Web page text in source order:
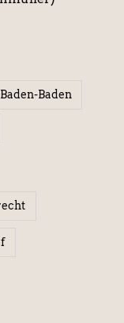
Baden-Baden